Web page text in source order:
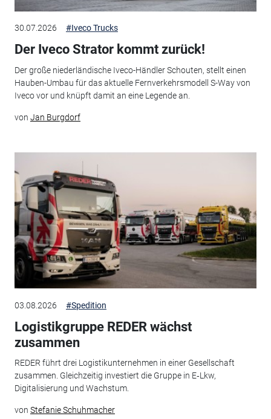
30.07.2026 #Iveco Trucks
Der Iveco Strator kommt zurück!
Der große niederländische Iveco-Händler Schouten, stellt einen
Hauben-Umbau für das aktuelle Fernverkehrsmodell S-Way von
Iveco vor und knüpft damit an eine Legende an.
von Jan Burgdorf
03.08.2026 #Spedition
Logistikgruppe REDER wächst
zusammen
REDER führt drei Logistikunternehmen in einer Gesellschaft
zusammen. Gleichzeitig investiert die Gruppe in E‑Lkw,
Digitalisierung und Wachstum.
von Stefanie Schuhmacher